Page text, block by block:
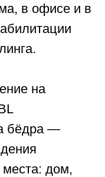
в офисе и в
на
бёдра —
дом,